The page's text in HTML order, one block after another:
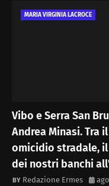
MARIA VIRGINIA LACROCE
Vibo e Serra San
Andrea Minasi. Tra
omicidio stradale,
dei nostri banchi
Redazione Ermes